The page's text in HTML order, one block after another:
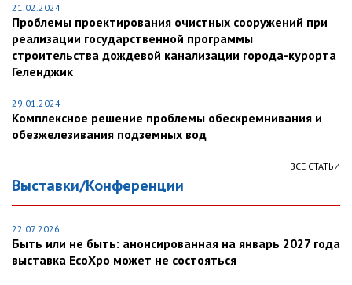
21.02.2024
Проблемы проектирования очистных сооружений при
реализации государственной программы
строительства дождевой канализации города-курорта
Геленджик
29.01.2024
Комплексное решение проблемы обескремнивания и
обезжелезивания подземных вод
ВСЕ СТАТЬИ
Выставки/Конференции
22.07.2026
Быть или не быть: анонсированная на январь 2027 года
выставка EcoXpo может не состояться